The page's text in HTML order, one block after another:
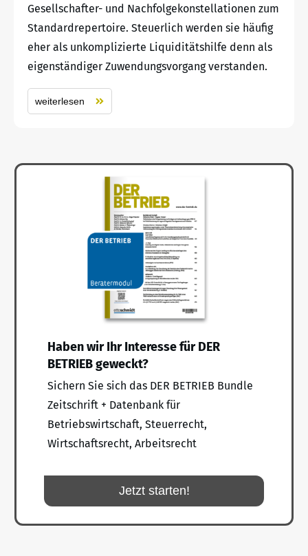
Gesellschafter- und Nachfolgekonstellationen zum
Standardrepertoire. Steuerlich werden sie häufig
eher als unkomplizierte Liquiditätshilfe denn als
eigenständiger Zuwendungsvorgang verstanden.
weiterlesen
Haben wir Ihr Interesse für DER
BETRIEB geweckt?
Sichern Sie sich das DER BETRIEB Bundle
Zeitschrift + Datenbank für
Betriebswirtschaft, Steuerrecht,
Wirtschaftsrecht, Arbeitsrecht
Jetzt starten!